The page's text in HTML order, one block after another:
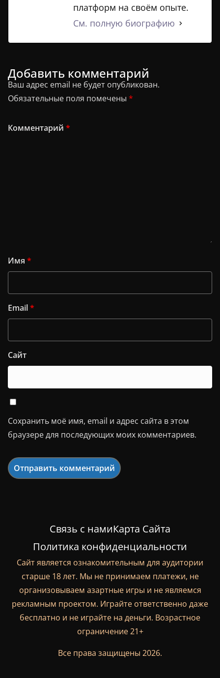
платформ на своём опыте.
См. полную биографию
Добавить комментарий
Ваш адрес email не будет опубликован.
Обязательные поля помечены *
Комментарий *
Имя *
Email*
Сайт
Сохранить моё имя, email и адрес сайта в этом
браузере для последующих моих комментариев.
Связь с намиКарта Сайта
Политика конфиденциальности
Сайт является ознакомительным для аудитории
старше 18 лет. Мы не принимаем платежи, не
организовываем азартные игры и не являемся
рекламным проектом. Играйте ответственно даже
бесплатно и не играйте на деньги. Возрастное
ограничение 21+
Все права защищены 2026.